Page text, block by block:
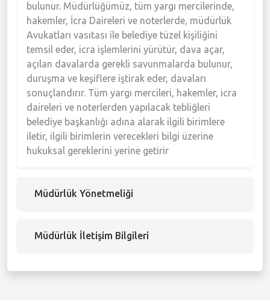
bulunur. Müdürlüğümüz, tüm yargı mercilerinde,
hakemler, İcra Daireleri ve noterlerde, müdürlük
Avukatları vasıtası ile belediye tüzel kişiliğini
temsil eder, icra işlemlerini yürütür, dava açar,
açılan davalarda gerekli savunmalarda bulunur,
duruşma ve keşiflere iştirak eder, davaları
sonuçlandırır. Tüm yargı mercileri, hakemler, icra
daireleri ve noterlerden yapılacak tebliğleri
belediye başkanlığı adına alarak ilgili birimlere
iletir, ilgili birimlerin verecekleri bilgi üzerine
hukuksal gereklerini yerine getirir
Müdürlük Yönetmeliği
Müdürlük İletişim Bilgileri